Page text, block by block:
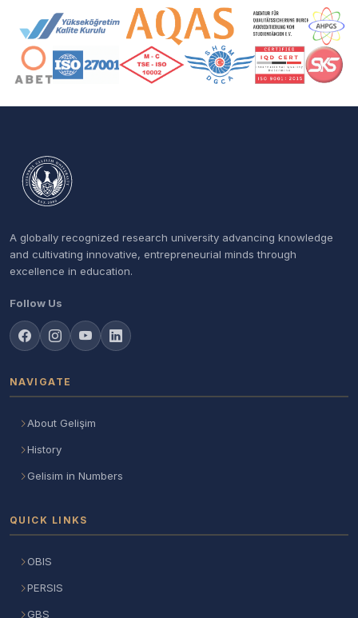
Accreditation and Membership Logos
A globally recognized research university advancing knowledge
and cultivating innovative, entrepreneurial minds through
excellence in education.
Follow Us
NAVIGATE
About Gelişim
History
Gelisim in Numbers
QUICK LINKS
OBIS
PERSIS
GBS